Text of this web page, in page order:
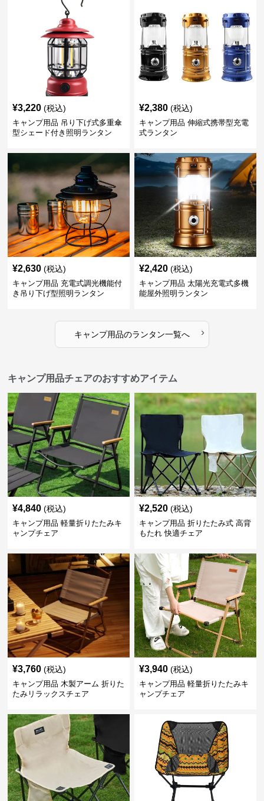
¥3,220 (税込)
キャンプ用品 吊り下げ式多重傘
型シェード付き照明ランタン
¥2,380 (税込)
キャンプ用品 伸縮式携帯型充電
式ランタン
¥2,630 (税込)
キャンプ用品 充電式調光機能付
き吊り下げ型照明ランタン
¥2,420 (税込)
キャンプ用品 太陽光充電式多機
能屋外照明ランタン
キャンプ用品のランタン一覧へ ›
キャンプ用品チェアのおすすめアイテム
¥4,840 (税込)
キャンプ用品 軽量折りたたみキ
ャンプチェア
¥2,520 (税込)
キャンプ用品 折りたたみ式 高背
もたれ 快適チェア
¥3,760 (税込)
キャンプ用品 木製アーム 折りた
たみリラックスチェア
¥3,940 (税込)
キャンプ用品 軽量折りたたみキ
ャンプチェア